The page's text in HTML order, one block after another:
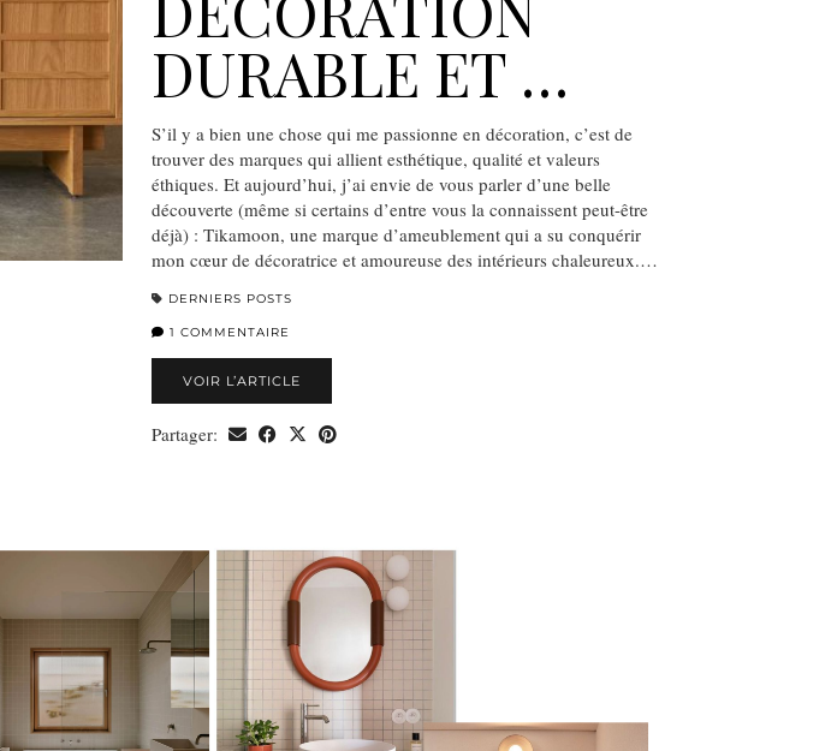
DURABLE ET …
S’il y a bien une chose qui me passionne en décoration, c’est de
trouver des marques qui allient esthétique, qualité et valeurs
éthiques. Et aujourd’hui, j’ai envie de vous parler d’une belle
découverte (même si certains d’entre vous la connaissent peut-être
déjà) : Tikamoon, une marque d’ameublement qui a su conquérir
mon cœur de décoratrice et amoureuse des intérieurs chaleureux.…
DERNIERS POSTS
1 COMMENTAIRE
VOIR L’ARTICLE
Partager: